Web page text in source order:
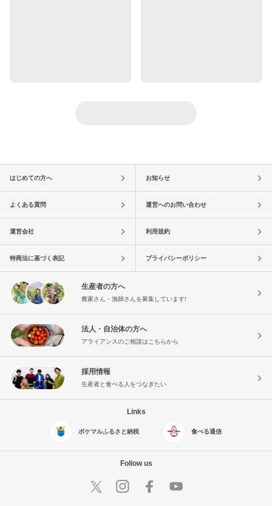
はじめての方へ お知らせ
よくある質問 運営へのお問い合わせ
運営会社 利用規約
特商法に基づく表記 プライバシーポリシー
生産者の方へ
農家さん・漁師さんを募集しています!
法人・自治体の方へ
アライアンスのご相談はこちらから
採用情報
生産者と食べる人をつなぎたい
Links
ポケマルふるさと納税 食べる通信
Follow us